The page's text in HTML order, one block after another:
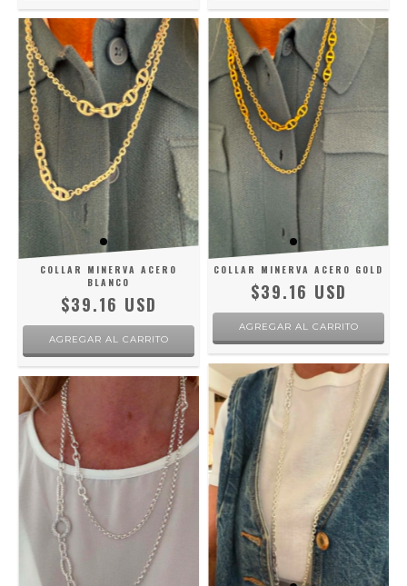
COLLAR MINERVA ACERO
BLANCO
$39.16 USD
COLLAR MINERVA ACERO GOLD
$39.16 USD